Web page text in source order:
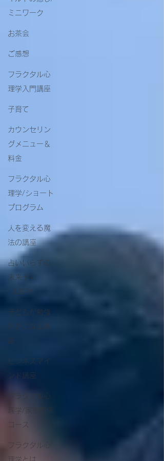
ミニワーク
お茶会
ご感想
フラクタル心
理学入門講座
子育て
カウンセリン
グメニュー＆
料金
フラクタル心
理学/ショート
プログラム
人を変える魔
法の講座
占いいらずの
未来予知
（LDP)
子どもが勉強
好きになる講
ビジネスマイ
ンド講座
フラクタル心
理学/家族関係
コース
フラクタル心
理学とは